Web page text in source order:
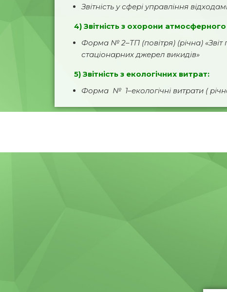
Звітність у сфері управління
4) Звітність з охорони атмосферного
Форма № 2–ТП (повітря) (річна)
стаціонарних джерел викидів»
5) Звітність з екологічних витрат:
Форма № 1–екологічні витрати (